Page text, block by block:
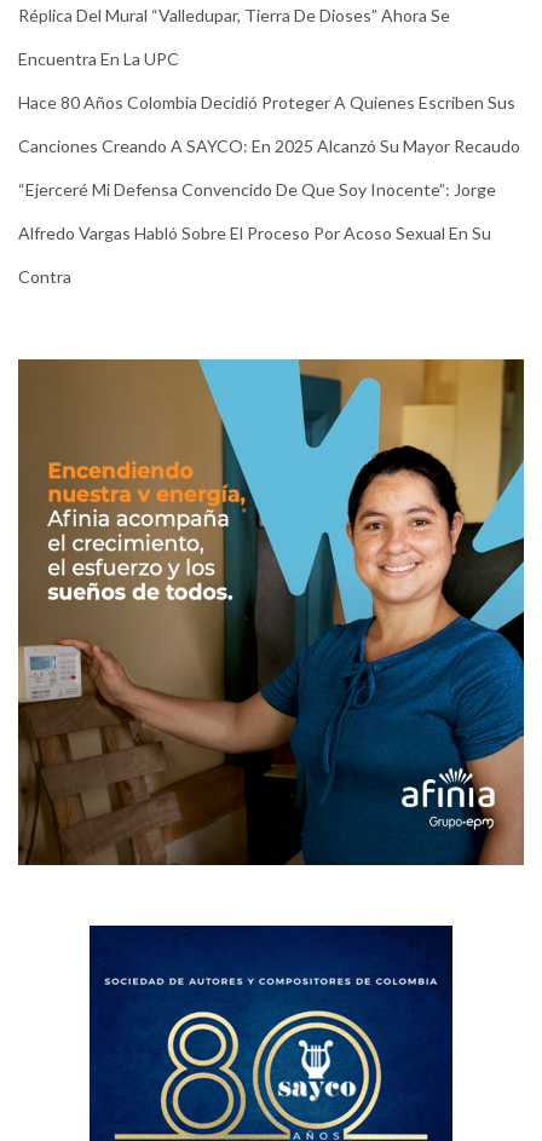
Réplica Del Mural “Valledupar, Tierra De Dioses” Ahora Se
Encuentra En La UPC
Hace 80 Años Colombia Decidió Proteger A Quienes Escriben Sus
Canciones Creando A SAYCO: En 2025 Alcanzó Su Mayor Recaudo
“Ejerceré Mi Defensa Convencido De Que Soy Inocente”: Jorge
Alfredo Vargas Habló Sobre El Proceso Por Acoso Sexual En Su
Contra